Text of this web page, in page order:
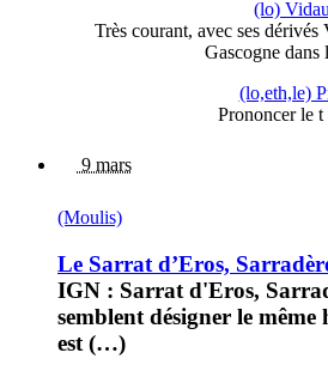
(lo) Vidau
Très courant, avec ses
Gascogne
(lo,eth,le)
Prononcer le
9 mars
(Moulis)
Le Sarrat d’Eros,
IGN : Sarrat d'Eros,
semblent désigner le
est (…)